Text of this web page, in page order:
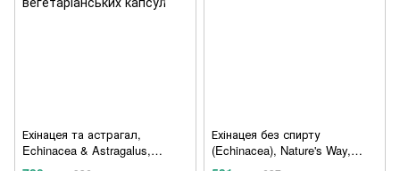
Ехінацея та астрагал,
Echinacea & Astragalus,
Nature's Answer, 90
Ехінацея без спирту
(Echinacea), Nature's Way,
99.9%, 500 мг, 30 мл.